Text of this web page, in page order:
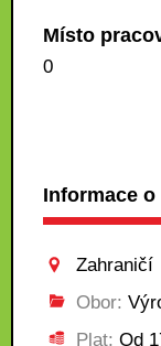
Místo
0
Informace o
Zahraničí
Obor:
Plat: Od